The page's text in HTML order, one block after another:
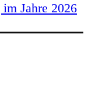
Jahre 2026